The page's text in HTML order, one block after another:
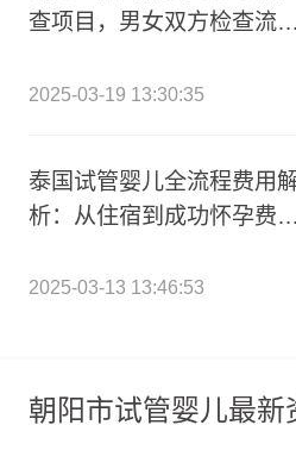
查项目，男女双方检查流程
2025-03-19 13:30:35
泰国试管婴儿全流程费用
析：从住宿到成功怀孕费用
2025-03-13 13:46:53
朝阳市试管婴儿最新